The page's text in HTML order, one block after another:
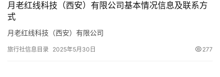
流、技术转让、技术…
月老红线科技（西安）有限公司基本情况信息及联系方
式
月老红线科技（西安）有限公司
旅行社信息目录 2025年5月30日 277